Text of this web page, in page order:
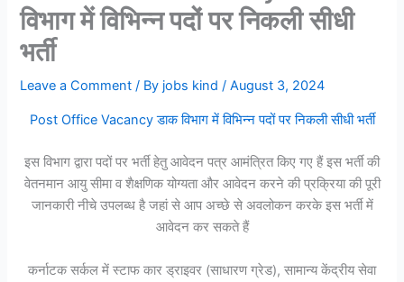
विभाग में विभिन्न पदों पर निकली सीधी
भर्ती
Leave a Comment / By jobs kind/August 3, 2024
Post Office Vacancy डाक विभाग में विभिन्न पदों पर निकली सीधी भर्ती
इस विभाग द्वारा पदों पर भर्ती हेतु आवेदन पत्र आमंत्रित किए गए हैं इस भर्ती की
वेतनमान आयु सीमा व शैक्षणिक योग्यता और आवेदन करने की प्रक्रिया की पूरी
जानकारी नीचे उपलब्ध है जहां से आप अच्छे से अवलोकन करके इस भर्ती में
आवेदन कर सकते हैं
कर्नाटक सर्कल में स्टाफ कार ड्राइवर (साधारण ग्रेड), सामान्य केंद्रीय सेवा